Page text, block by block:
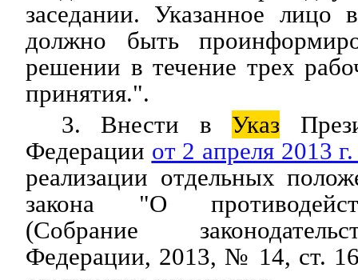
заседании. Указанное лицо
должно быть
решении в течение трех
принятия.".
3. Внести в Указ
Федерации от 2 апреля 2013
реализации отдельных
закона "О
(Собрание
Федерации, 2013, № 14, ст.